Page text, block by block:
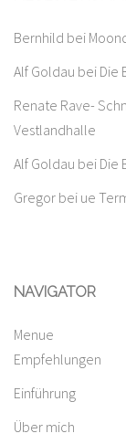
Bernhild bei
Alf Goldau bei Die
Renate Rave-
Vestlandhalle
Alf Goldau bei Die
Gregor bei ue
NAVIGATOR
Menue
Empfehlungen
Einführung
Über mich